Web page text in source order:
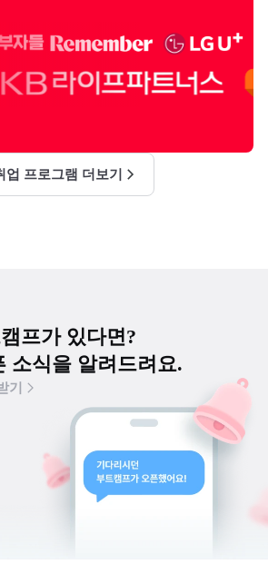
업 프로그램 더보기
프가 있다면?
소식을 알려드려요.
기